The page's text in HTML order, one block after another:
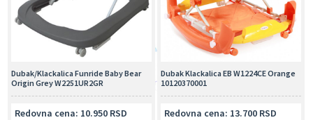
Dubak Klackalica EB W1224CE Orange
10120370001
Redovna cena: 13.700 RSD
Dubak/Klackalica Funride Baby Bear
Origin Grey W2251UR2GR
Redovna cena: 10.950 RSD